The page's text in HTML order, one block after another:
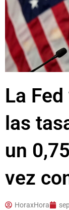
La
las
un
vez
HoraxHora